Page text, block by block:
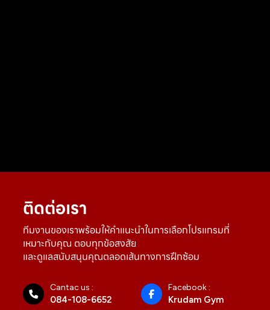
ติดต่อเรา
ทีมงานของเราพร้อมให้คำแนะนำในการเลือกโปรแกรมที่
เหมาะกับคุณ ตอบทุกข้อสงสัย
และดูแลสนับสนุนคุณตลอดเส้นทางการฝึกซ้อม
Cantac us :
084-108-6652
Facebook :
Krudam Gym